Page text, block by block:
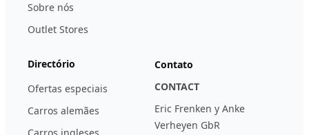
Sobre nós
Outlet Stores
Directório
Ofertas especiais
Carros alemães
Contato
CONTACT
Eric Frenken y Anke
Verheyen GbR